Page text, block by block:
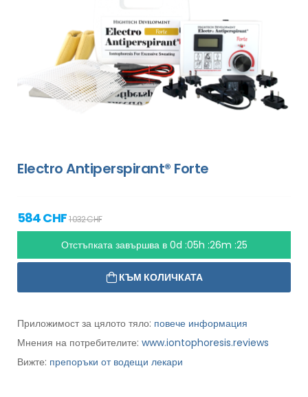
Electro Antiperspirant® Forte
584 CHF1 032 CHF
Отстъпката завършва в 0d :05h :26m :24
КЪМ КОЛИЧКАТА
Приложимост за цялото тяло: повече информация
Мнения на потребителите: www.iontophoresis.reviews
Вижте: препоръки от водещи лекари